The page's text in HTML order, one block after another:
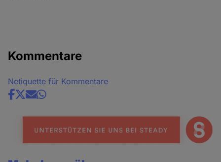
Kommentare
Netiquette für Kommentare
Share
news